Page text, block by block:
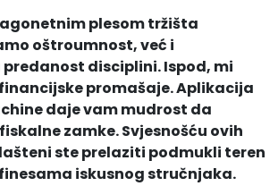
plesom tržišta
oštroumnost, već i
disciplini. Ispod, mi
promašaje. Aplikacija
daje vam mudrost da
zamke. Svjesnošću ovih
ste prelaziti podmukli teren
iskusnog stručnjaka.